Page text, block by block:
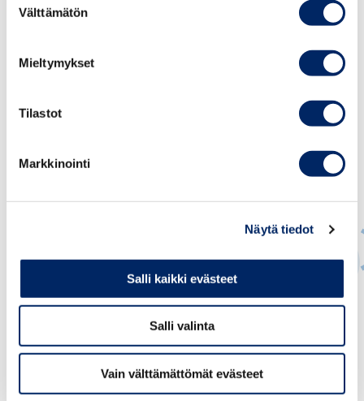
valinta
Välttämätön
Mieltymykset
Tilastot
Markkinointi
Näytä tiedot
Salli kaikki evästeet
Salli valinta
Vain välttämättömät evästeet
Jukka Appelqvist
jukka.appelqvist@chamber.fi
+358 44 263 1051